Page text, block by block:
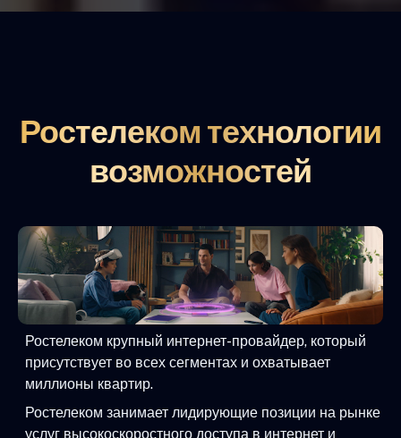
Ростелеком технологии
возможностей
Ростелеком крупный интернет-провайдер, который
присутствует во всех сегментах и охватывает
миллионы квартир.
Ростелеком занимает лидирующие позиции на рынке
услуг высокоскоростного доступа в интернет и